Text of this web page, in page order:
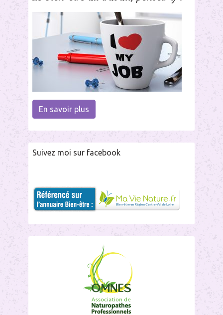
En savoir plus
Suivez moi sur facebook